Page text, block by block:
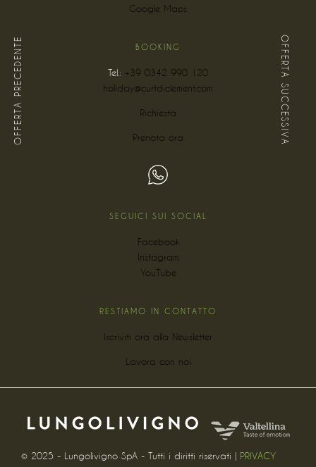
OFFERTA PRECEDENTE OFFERTA SUCCESSIVA
Google Maps
BOOKING
Tel.: +39 0342 990 120
holiday@curtdiclement.com
Richiesta
Prenota ora
SEGUICI SUI SOCIAL
Facebook
Instagram
YouTube
RESTIAMO IN CONTATTO
Iscriviti ora alla Newsletter
Lavora con noi
© 2025 - Lungolivigno SpA - Tutti i diritti riservati | PRIVACY